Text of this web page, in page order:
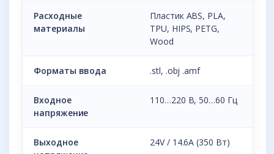
Расходные
материалы
Пластик ABS, PLA,
TPU, HIPS, PETG,
Wood
Форматы ввода .stl, .obj .amf
Входное
напряжение
110…220 В, 50…60 Гц
Выходное
24V / 14.6A (350 Вт)